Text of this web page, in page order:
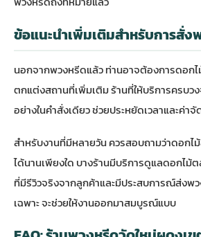
ข้อแนะนำเพิ่มเติมสำหรับการสั่ง
นอกจากพวงหรีดแล้ว ท่านอาจต้องการดอก
ตกแต่งสถานที่เพิ่มเติม ร้านที่ให้บริการครบว
อย่างในคำสั่งเดียว ช่วยประหยัดเวลาและค่า
สำหรับงานที่มีหลายวัน ควรสอบถามว่าดอกไ
ได้นานเพียงใด บางร้านมีบริการดูแลดอกไม้
ที่มีรีวิวจริงจากลูกค้าและมีประสบการณ์ส่งพ
เฉพาะ จะช่วยให้งานออกมาสมบูรณ์แบบ